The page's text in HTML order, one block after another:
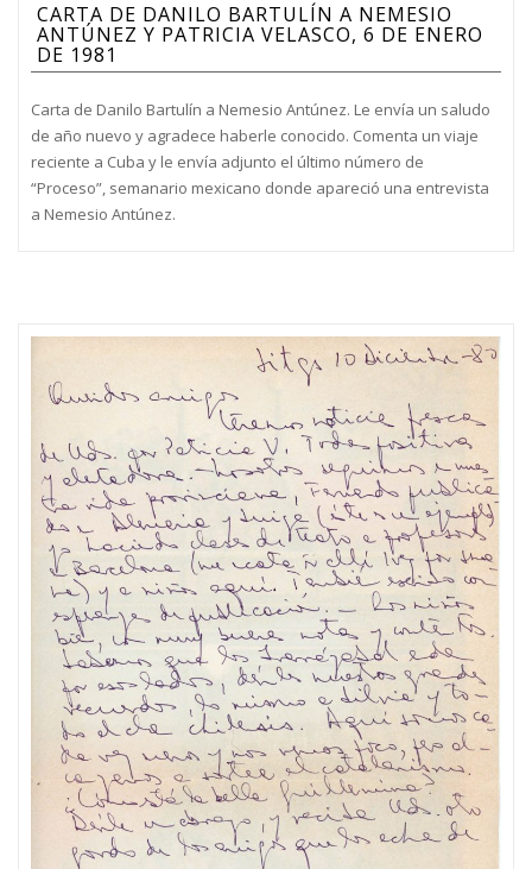
CARTA DE DANILO BARTULÍN A NEMESIO
ANTÚNEZ Y PATRICIA VELASCO, 6 DE ENERO
DE 1981
Carta de Danilo Bartulín a Nemesio Antúnez. Le envía un saludo
de año nuevo y agradece haberle conocido. Comenta un viaje
reciente a Cuba y le envía adjunto el último número de
“Proceso”, semanario mexicano donde apareció una entrevista
a Nemesio Antúnez.